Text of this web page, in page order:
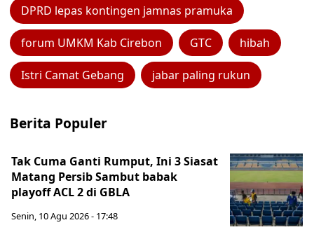
DPRD lepas kontingen jamnas pramuka
forum UMKM Kab Cirebon GTC hibah
Istri Camat Gebang jabar paling rukun
Berita Populer
Tak Cuma Ganti Rumput, Ini 3 Siasat
Matang Persib Sambut babak
playoff ACL 2 di GBLA
Senin, 10 Agu 2026 - 17:48